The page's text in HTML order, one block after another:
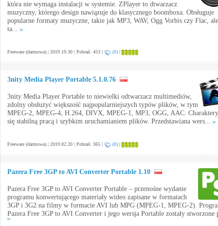
która nie wymaga instalacji w systemie. ZPlayer to dtwarzacz
muzyczny, którego design nawiązuje do klasycznego boomboxa. Obsługuje
popularne formaty muzyczne, takie jak MP3, WAV, Ogg Vorbis czy Flac, ale
ta...
Freeware (darmowa) | 2019.10.30 | Pobrań: 453 | (0) |
3nity Media Player Portable 5.1.0.76
3nity Media Player Portable to niewielki odtwarzacz multimediów,
zdolny obsłużyć większość najpopularniejszych typów plików, w tym
MPEG-2, MPEG-4, H.264, DIVX, MPEG-1, MP3, OGG, AAC.
się stabilną pracą i szybkim uruchamianiem plików. Przedstawiana wers...
Freeware (darmowa) | 2019.02.20 | Pobrań: 365 | (0) |
Pazera Free 3GP to AVI Converter Portable 1.10
Pazera Free 3GP to AVI Converter Portable – przenośne wydanie
programu konwertującego materiały wideo zapisane w formatach
3GP i 3G2 na filmy w formacie AVI lub MPG (MPEG-1, MPEG-2).
Pazera Free 3GP to AVI Converter i jego wersja Portable zostały stworzone